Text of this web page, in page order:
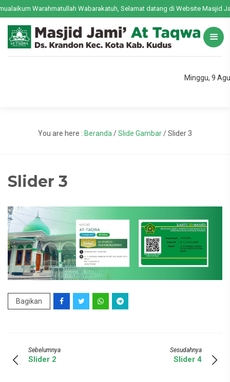
Warahmatullah Wabarakatuh, Selamat datang di Website Masjid
Minggu, 9
You are here : Beranda /Slide Gambar/Slider 3
Slider 3
Bagikan
Sebelumnya
Slider 2
Sesudahnya
Slider 4